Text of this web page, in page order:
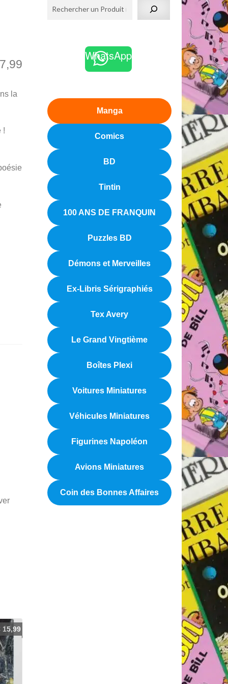
la
!
15,99
WhatsApp
Manga
Comics
BD
Tintin
100 ANS DE FRANQUIN
Puzzles BD
Démons et Merveilles
Ex-Libris Sérigraphiés
Tex Avery
Le Grand Vingtième
Boîtes Plexi
Voitures Miniatures
Véhicules Miniatures
Figurines Napoléon
Avions Miniatures
Coin des Bonnes Affaires